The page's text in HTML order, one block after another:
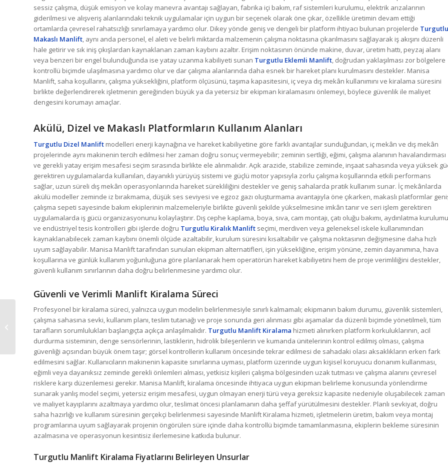
sessiz çalışma, düşük emisyon ve kolay manevra avantajı sağlayan, fabrika içi bakım, raf sistemleri kurulumu, elektrik arızalarının
giderilmesi ve alışveriş alanlarındaki teknik uygulamalar için uygun bir seçenek olarak öne çıkar, özellikle üretimin devam ettiği
ortamlarda çevresel rahatsızlığı sınırlamaya yardımcı olur. Dikey yönde geniş ve dengeli bir platform ihtiyacı bulunan projelerde Turgutlu
Makaslı Manlift , aynı anda personel, el aleti ve belirli miktarda malzemenin çalışma noktasına çıkarılmasını sağlayarak iş akışını düzenli
hale getirir ve sık iniş çıkışlardan kaynaklanan zaman kaybını azaltır. Erişim noktasının önünde makine, duvar, üretim hattı, peyzaj alanı
veya benzeri bir engel bulunduğunda ise yatay uzanma kabiliyeti sunan Turgutlu Eklemli Manlift , doğrudan yaklaşılması zor bölgelere
kontrollü biçimde ulaşılmasına yardımcı olur ve dar çalışma alanlarında daha esnek bir hareket planı kurulmasını destekler. Manisa
Manlift, saha koşullarını, çalışma yüksekliğini, platform ölçüsünü, taşıma kapasitesini, iç veya dış mekân kullanımını ve kiralama süresini
birlikte değerlendirerek işletmenin gereğinden büyük ya da yetersiz bir ekipman kiralamasını önlemeyi, böylece güvenlik ile maliyet
dengesini korumayı amaçlar.
Akülü, Dizel ve Makaslı Platformların Kullanım Alanları
Turgutlu Dizel Manlift modelleri enerji kaynağına ve hareket kabiliyetine göre farklı avantajlar sunduğundan, iç mekân ve dış mekân
projelerinde aynı makinenin tercih edilmesi her zaman doğru sonuç vermeyebilir; zeminin sertliği, eğimi, çalışma alanının havalandırması
ve gerekli yatay erişim mesafesi seçim sırasında birlikte ele alınmalıdır. Açık arazide, stabilize zeminde, inşaat sahasında veya yüksek
gerektiren uygulamalarda kullanılan, dayanıklı yürüyüş sistemi ve güçlü motor yapısıyla zorlu çalışma koşullarında etkili performans
sağlar, uzun süreli dış mekân operasyonlarında hareket sürekliliğini destekler ve geniş sahalarda pratik kullanım sunar. İç mekânlarda
akülü modeller zeminde iz bırakmama, düşük ses seviyesi ve egzoz gazı oluşturmama avantajıyla öne çıkarken, makaslı platformlar
çalışma sepeti sayesinde bakım ekiplerinin malzemeleriyle birlikte güvenli şekilde yükselmesine imkân tanır ve seri işlem gerektiren
uygulamalarda iş gücü organizasyonunu kolaylaştırır. Dış cephe kaplama, boya, sıva, cam montajı, çatı oluğu bakımı, aydınlatma kurulumu
ve endüstriyel tesis kontrolleri gibi işlerde doğru Turgutlu Kiralık Manlift seçimi, merdiven veya geleneksel iskele kullanımından
kaynaklanabilecek zaman kaybını önemli ölçüde azaltabilir, kurulum süresini kısaltabilir ve çalışma noktasının değişmesine daha hızlı
uyum sağlayabilir. Manisa Manlift tarafından sunulan ekipman alternatifleri, işin yüksekliğine, erişim yönüne, zemin dayanımına, hava
koşullarına ve günlük kullanım yoğunluğuna göre planlanarak hem operatörün hareket kabiliyetini hem de proje verimliliğini destekler,
güvenli kullanım sınırlarının daha doğru belirlenmesine yardımcı olur.
Güvenli ve Verimli Manlift Kiralama Süreci
Profesyonel bir kiralama süreci, yalnızca uygun modelin belirlenmesiyle sınırlı kalmamalı; ekipmanın bakım durumu, güvenlik sistemleri,
çalışma sahasına sevki, kullanım planı, teslim tutanağı ve proje sonunda geri alınması gibi aşamalar da düzenli biçimde yönetilmeli, tüm
tarafların sorumlulukları başlangıçta açıkça anlaşılmalıdır. Turgutlu Manlift Kiralama hizmeti alınırken platform korkuluklarının, acil
durdurma sisteminin, denge sensörlerinin, lastiklerin, hidrolik bileşenlerin ve kumanda ünitelerinin kontrol edilmiş olması, çalışma
güvenliği açısından büyük önem taşır; görsel kontrollerin kullanım öncesinde tekrar edilmesi de sahadaki olası aksaklıkların erken fark
edilmesini sağlar. Kullanıcıların makinenin kapasite sınırlarına uyması, platform üzerinde uygun kişisel koruyucu donanım kullanması,
eğimli veya dayanıksız zeminde gerekli önlemleri alması, yetkisiz kişileri çalışma bölgesinden uzak tutması ve çalışma alanını çevresel
risklere karşı düzenlemesi gerekir. Manisa Manlift, kiralama öncesinde ihtiyaca uygun ekipman belirleme konusunda yönlendirme
sunarak yanlış model seçimi, yetersiz erişim mesafesi, uygun olmayan enerji türü veya gereksiz kapasite nedeniyle oluşabilecek zaman
ve maliyet kayıplarını azaltmaya yardımcı olur, teslimat öncesi planlamanın daha şeffaf yürütülmesini destekler. Planlı sevkiyat, doğru
saha hazırlığı ve kullanım süresinin gerçekçi belirlenmesi sayesinde Manlift Kiralama hizmeti, işletmelerin üretim, bakım veya montaj
programlarına uyum sağlayarak projenin öngörülen süre içinde daha kontrollü biçimde tamamlanmasına, ekiplerin bekleme süresinin
azalmasına ve operasyonun kesintisiz ilerlemesine katkıda bulunur.
Turgutlu Manlift Kiralama Fiyatlarını Belirleyen Unsurlar
Alaşehir Manlift
Platform